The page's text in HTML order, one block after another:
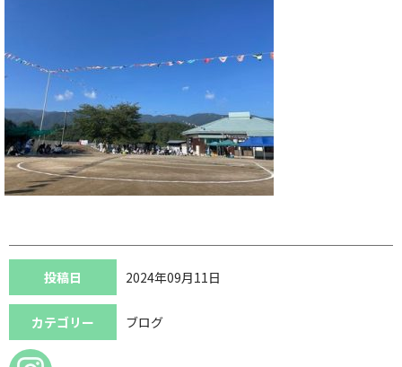
投稿日 2024年09月11日
カテゴリー ブログ